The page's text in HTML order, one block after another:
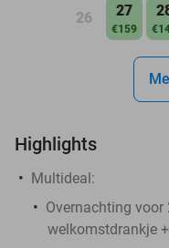
26 27
€159
Highlights
Multideal:
Overnachting
welkomstdrankje